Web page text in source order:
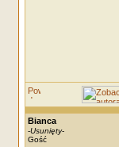
Bianca
-Usunięty-
Gość